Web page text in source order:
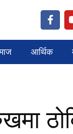
आर्थिक